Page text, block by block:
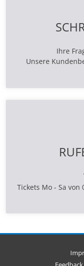
Ihre
Unsere
Tickets Mo - Sa